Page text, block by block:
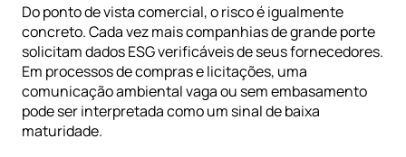
Do ponto de vista comercial, o risco é igualmente
concreto. Cada vez mais companhias de grande porte
solicitam dados ESG verificáveis de seus fornecedores.
Em processos de compras e licitações, uma
comunicação ambiental vaga ou sem embasamento
pode ser interpretada como um sinal de baixa
maturidade.